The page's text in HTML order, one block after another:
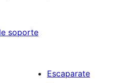
soporte
Escaparate